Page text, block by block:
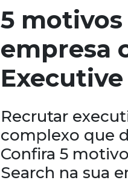
5 motivos
empresa
Executive
Recrutar
complexo que
Confira 5
Search na sua